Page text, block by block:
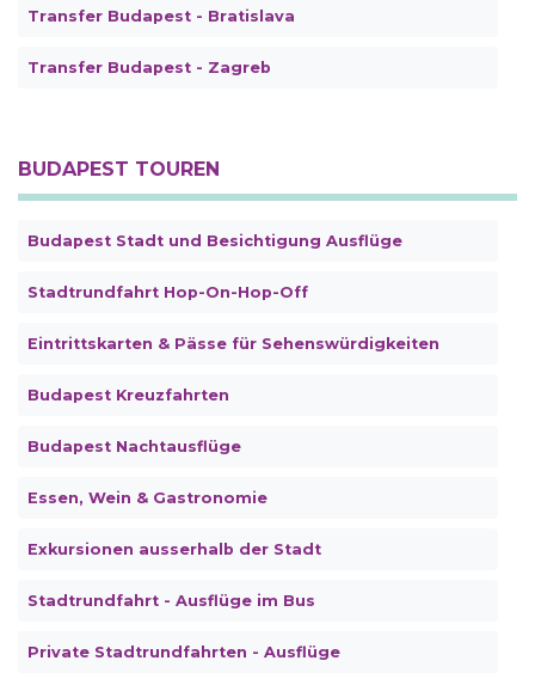
Transfer Budapest - Bratislava
Transfer Budapest - Zagreb
BUDAPEST TOUREN
Budapest Stadt und Besichtigung Ausflüge
Stadtrundfahrt Hop-On-Hop-Off
Eintrittskarten & Pässe für Sehenswürdigkeiten
Budapest Kreuzfahrten
Budapest Nachtausflüge
Essen, Wein & Gastronomie
Exkursionen ausserhalb der Stadt
Stadtrundfahrt - Ausflüge im Bus
Private Stadtrundfahrten - Ausflüge